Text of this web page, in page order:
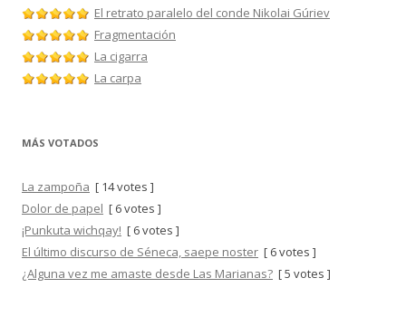
El retrato paralelo del conde Nikolai Gúriev
Fragmentación
La cigarra
La carpa
MÁS VOTADOS
La zampoña [ 14 votes ]
Dolor de papel [ 6 votes ]
¡Punkuta wichqay! [ 6 votes ]
El último discurso de Séneca, saepe noster [ 6 votes ]
¿Alguna vez me amaste desde Las Marianas? [ 5 votes ]